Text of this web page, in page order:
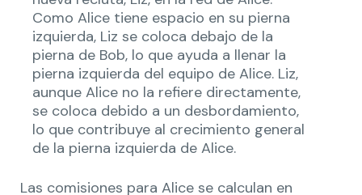
Como Alice tiene espacio en su pierna
izquierda, Liz se coloca debajo de la
pierna de Bob, lo que ayuda a llenar la
pierna izquierda del equipo de Alice. Liz,
aunque Alice no la refiere directamente,
se coloca debido a un desbordamiento,
lo que contribuye al crecimiento general
de la pierna izquierda de Alice.
Las comisiones para Alice se calculan en